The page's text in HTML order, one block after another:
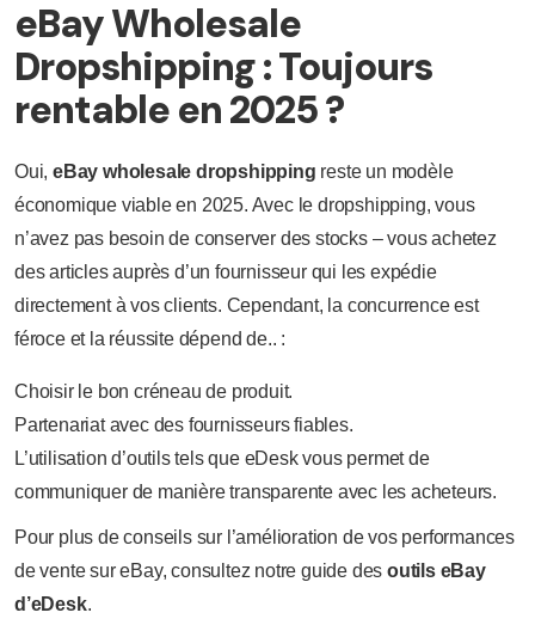
eBay Wholesale
Dropshipping : Toujours
rentable en 2025 ?
Oui, eBay wholesale dropshipping reste un modèle
économique viable en 2025. Avec le dropshipping, vous
n’avez pas besoin de conserver des stocks – vous achetez
des articles auprès d’un fournisseur qui les expédie
directement à vos clients. Cependant, la concurrence est
féroce et la réussite dépend de.. :
Choisir le bon créneau de produit.
Partenariat avec des fournisseurs fiables.
L’utilisation d’outils tels que eDesk vous permet de
communiquer de manière transparente avec les acheteurs.
Pour plus de conseils sur l’amélioration de vos performances
de vente sur eBay, consultez notre guide des outils eBay
d’eDesk.